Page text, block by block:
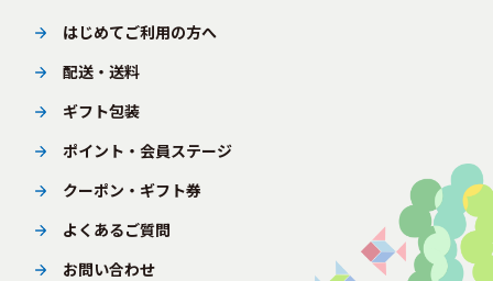
はじめてご利用の方へ
配送・送料
ギフト包装
ポイント・会員ステージ
クーポン・ギフト券
よくあるご質問
お問い合わせ